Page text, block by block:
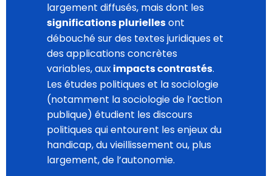
largement diffusés, mais dont les
significations plurielles ont
débouché sur des textes juridiques et
des applications concrètes
variables, aux impacts contrastés.
Les études politiques et la sociologie
(notamment la sociologie de l’action
publique) étudient les discours
politiques qui entourent les enjeux du
handicap, du vieillissement ou, plus
largement, de l’autonomie.